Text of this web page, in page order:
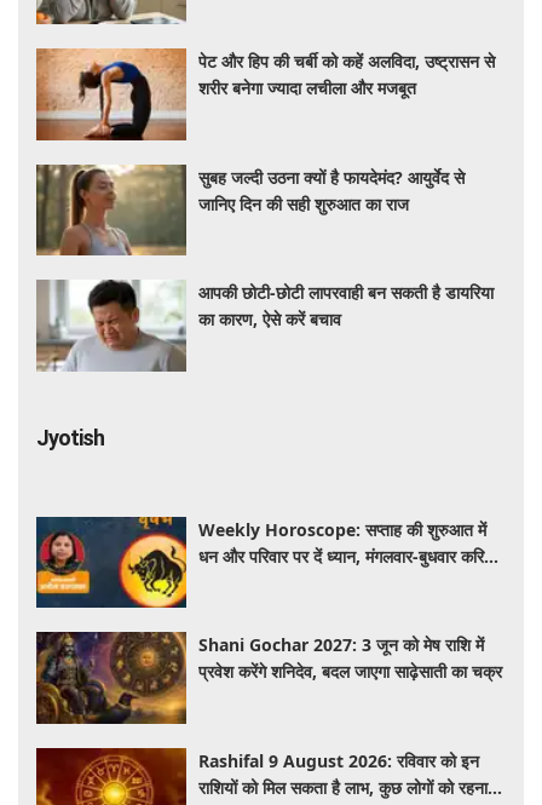
पेट और हिप की चर्बी को कहें अलविदा, उष्ट्रासन से
शरीर बनेगा ज्यादा लचीला और मजबूत
सुबह जल्दी उठना क्यों है फायदेमंद? आयुर्वेद से
जानिए दिन की सही शुरुआत का राज
आपकी छोटी-छोटी लापरवाही बन सकती है डायरिया
का कारण, ऐसे करें बचाव
Jyotish
Weekly Horoscope: सप्ताह की शुरुआत में
धन और परिवार पर दें ध्यान, मंगलवार-बुधवार करियर
Shani Gochar 2027: 3 जून को मेष राशि में
प्रवेश करेंगे शनिदेव, बदल जाएगा साढ़ेसाती का चक्र
Rashifal 9 August 2026: रविवार को इन
राशियों को मिल सकता है लाभ, कुछ लोगों को रहना